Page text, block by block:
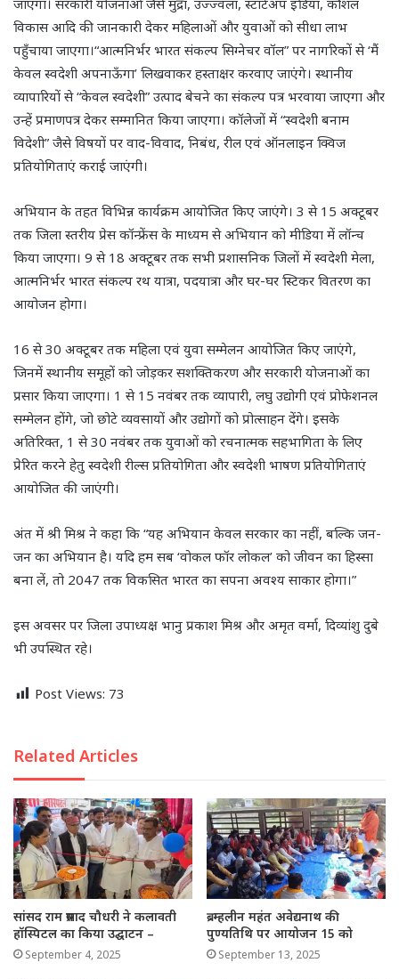
जाएगा। सरकारी योजनाओं जैसे मुद्रा, उज्ज्वला, स्टार्टअप इंडिया, कौशल
विकास आदि की जानकारी देकर महिलाओं और युवाओं को सीधा लाभ
पहुँचाया जाएगा।“आत्मनिर्भर भारत संकल्प सिग्नेचर वॉल” पर नागरिकों से ‘मैं
केवल स्वदेशी अपनाऊँगा’ लिखवाकर हस्ताक्षर करवाए जाएंगे। स्थानीय
व्यापारियों से “केवल स्वदेशी” उत्पाद बेचने का संकल्प पत्र भरवाया जाएगा और
उन्हें प्रमाणपत्र देकर सम्मानित किया जाएगा। कॉलेजों में “स्वदेशी बनाम
विदेशी” जैसे विषयों पर वाद-विवाद, निबंध, रील एवं ऑनलाइन क्विज
प्रतियोगिताएं कराई जाएंगी।
अभियान के तहत विभिन्न कार्यक्रम आयोजित किए जाएंगे। 3 से 15 अक्टूबर
तक जिला स्तरीय प्रेस कॉन्फ्रेंस के माध्यम से अभियान को मीडिया में लॉन्च
किया जाएगा। 9 से 18 अक्टूबर तक सभी प्रशासनिक जिलों में स्वदेशी मेला,
आत्मनिर्भर भारत संकल्प रथ यात्रा, पदयात्रा और घर-घर स्टिकर वितरण का
आयोजन होगा।
16 से 30 अक्टूबर तक महिला एवं युवा सम्मेलन आयोजित किए जाएंगे,
जिनमें स्थानीय समूहों को जोड़कर सशक्तिकरण और सरकारी योजनाओं का
प्रसार किया जाएगा। 1 से 15 नवंबर तक व्यापारी, लघु उद्योगी एवं प्रोफेशनल
सम्मेलन होंगे, जो छोटे व्यवसायों और उद्योगों को प्रोत्साहन देंगे। इसके
अतिरिक्त, 1 से 30 नवंबर तक युवाओं को रचनात्मक सहभागिता के लिए
प्रेरित करने हेतु स्वदेशी रील्स प्रतियोगिता और स्वदेशी भाषण प्रतियोगिताएं
आयोजित की जाएंगी।
अंत में श्री मिश्र ने कहा कि “यह अभियान केवल सरकार का नहीं, बल्कि जन-
जन का अभियान है। यदि हम सब ‘वोकल फॉर लोकल’ को जीवन का हिस्सा
बना लें, तो 2047 तक विकसित भारत का सपना अवश्य साकार होगा।”
इस अवसर पर जिला उपाध्यक्ष भानु प्रकाश मिश्र और अमृत वर्मा, दिव्यांशु दुबे
भी उपस्थित रहे।
Post Views: 73
Related Articles
सांसद राम प्रसाद चौधरी ने कलावती
हॉस्पिटल का किया उद्घाटन –
September 4, 2025
ब्रम्हलीन महंत अवेद्यनाथ की
पुण्यतिथि पर आयोजन 15 को
September 13, 2025